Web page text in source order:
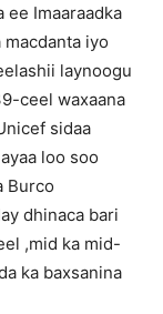
ee Imaaraadka
iyo
laynoogu
ceel waxaana
sidaa
loo soo
Burco
dhinaca bari
,mid ka mid-
ka baxsanina